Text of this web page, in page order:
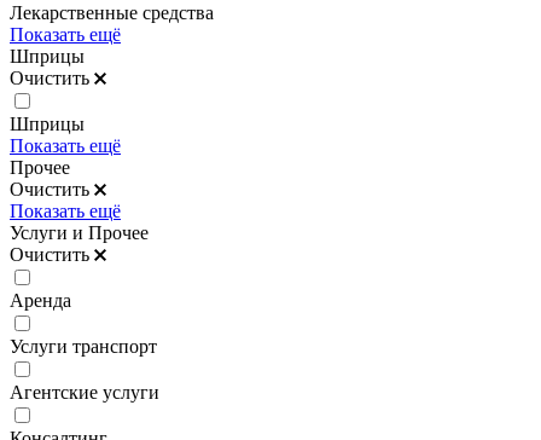
Лекарственные средства
Показать ещё
Шприцы
Очистить
Шприцы
Показать ещё
Прочее
Очистить
Показать ещё
Услуги и Прочее
Очистить
Аренда
Услуги транспорт
Агентские услуги